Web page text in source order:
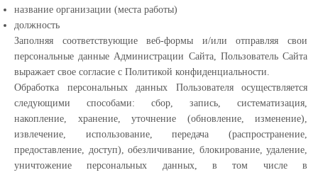
название организации (места работы)
должность
Заполняя соответствующие веб-формы и/или отправляя свои
персональные данные Администрации Сайта, Пользователь Сайта
выражает свое согласие с Политикой конфиденциальности.
Обработка персональных данных Пользователя осуществляется
следующими способами: сбор, запись, систематизация,
накопление, хранение, уточнение (обновление, изменение),
извлечение, использование, передача (распространение,
предоставление, доступ), обезличивание, блокирование, удаление,
уничтожение персональных данных, в том числе в